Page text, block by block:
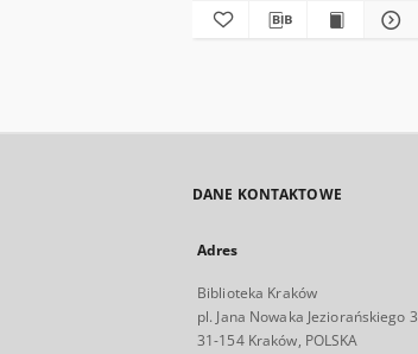
DANE KONTAKTOWE
Adres
Biblioteka Kraków
pl. Jana Nowaka Jeziorańskiego 3
31-154 Kraków, POLSKA